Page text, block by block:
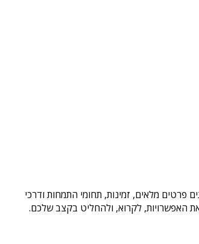
פרטים מלאים, זמינות, תחומי התמחות ודרכי
האפשרויות, לקרוא, ולהחליט בקצב שלכם.